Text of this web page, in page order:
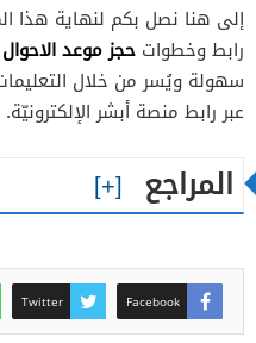
إلى هنا نصل بكم لنهاية هذا
رابط وخطوات حجز موعد الاحوال
سهولة ويُسر من خلال
عبر رابط منصة أبشر الإلكترونيّة.
المراجع
Facebook
Twitter